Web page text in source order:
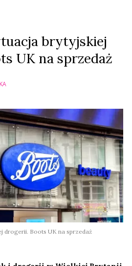
brytyjskiej
UK na sprzedaż
drogerii. Boots UK na sprzedaż